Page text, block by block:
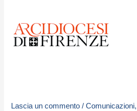
Lascia un commento /Comunicazioni,